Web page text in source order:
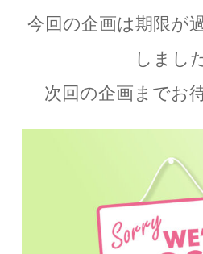
今回の企画は期限が
しまし
次回の企画までお